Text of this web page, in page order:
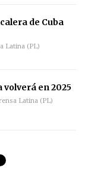
de Cuba
Latina (PL)
volverá en 2025
Latina (PL)